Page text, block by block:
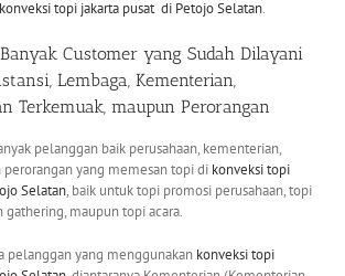
konveksi topi jakarta pusat di Petojo Selatan.
Customer yang Sudah Dilayani
Lembaga, Kementerian,
Terkemuak, maupun Perorangan
pelanggan baik perusahaan, kementerian,
yang memesan topi di konveksi topi
Selatan, baik untuk topi promosi perusahaan, topi
gathering, maupun topi acara.
pelanggan yang menggunakan konveksi topi